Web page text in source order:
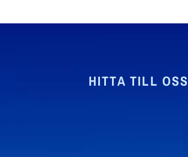
HITTA TILL OSS